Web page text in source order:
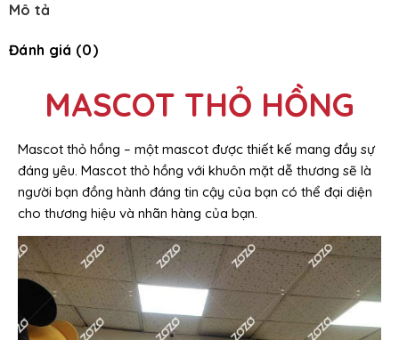
Mô tả
Đánh giá (0)
MASCOT THỎ HỒNG
Mascot thỏ hồng – một mascot được thiết kế mang đầy sự
đáng yêu. Mascot thỏ hồng với khuôn mặt dễ thương sẽ là
người bạn đồng hành đáng tin cậy của bạn có thể đại diện
cho thương hiệu và nhãn hàng của bạn.